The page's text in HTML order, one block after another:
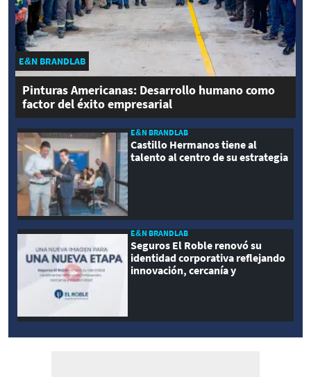
E&N BRANDLAB
Pinturas Americanas: Desarrollo humano como
factor del éxito empresarial
E&N BRANDLAB
Castillo Hermanos tiene al
talento al centro de su estrategia
E&N BRANDLAB
Seguros El Roble renovó su
identidad corporativa reflejando
innovación, cercanía y